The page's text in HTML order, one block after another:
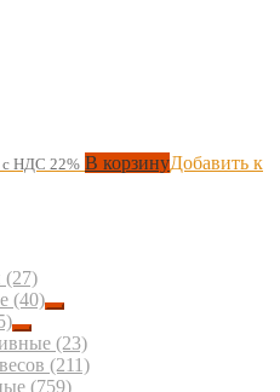
с НДС 22% В корзинуДобавить к
(27)
(40)
(23)
(211)
(759)